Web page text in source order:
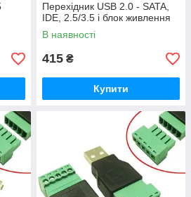
Перехідник USB 2.0 - SATA,
IDE, 2.5/3.5 і блок живлення
В наявності
415 ₴
Купити